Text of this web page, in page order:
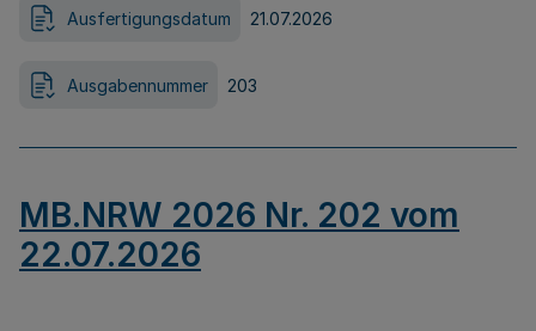
Ausfertigungsdatum 21.07.2026
Ausgabennummer 203
MB.NRW 2026 Nr. 202 vom
22.07.2026